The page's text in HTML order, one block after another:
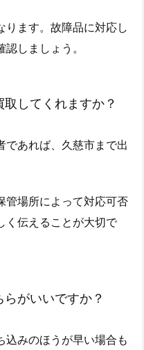
ります。故障品に対応し
しましょう。
してくれますか？
であれば、久慈市まで出
管場所によって対応可否
く伝えることが大切で
がいいですか？
込みのほうが早い場合も